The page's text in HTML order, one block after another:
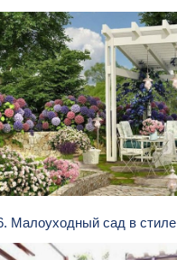
Малоуходный сад в